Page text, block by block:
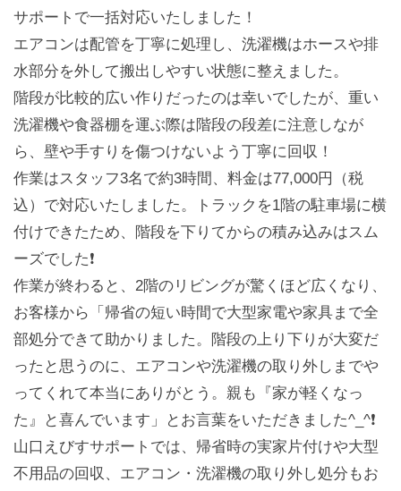
サポートで一括対応いたしました！
エアコンは配管を丁寧に処理し、洗濯機はホースや排
水部分を外して搬出しやすい状態に整えました。
階段が比較的広い作りだったのは幸いでしたが、重い
洗濯機や食器棚を運ぶ際は階段の段差に注意しなが
ら、壁や手すりを傷つけないよう丁寧に回収！
作業はスタッフ3名で約3時間、料金は77,000円（税
込）で対応いたしました。トラックを1階の駐車場に横
付けできたため、階段を下りてからの積み込みはスム
ーズでした❗️
作業が終わると、2階のリビングが驚くほど広くなり、
お客様から「帰省の短い時間で大型家電や家具まで全
部処分できて助かりました。階段の上り下りが大変だ
ったと思うのに、エアコンや洗濯機の取り外しまでや
ってくれて本当にありがとう。親も『家が軽くなっ
た』と喜んでいます」とお言葉をいただきました^_^❗️
山口えびすサポートでは、帰省時の実家片付けや大型
不用品の回収、エアコン・洗濯機の取り外し処分もお